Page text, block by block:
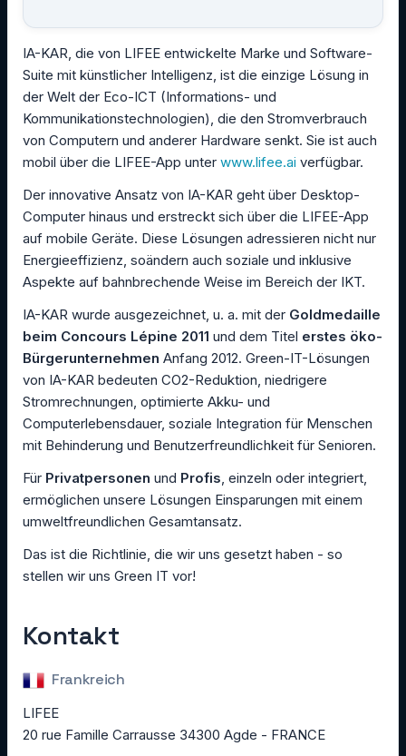
IA-KAR, die von LIFEE entwickelte Marke und Software-
Suite mit künstlicher Intelligenz, ist die einzige Lösung in
der Welt der Eco-ICT (Informations- und
Kommunikationstechnologien), die den Stromverbrauch
von Computern und anderer Hardware senkt. Sie ist auch
mobil über die LIFEE-App unter www.lifee.ai verfügbar.
Der innovative Ansatz von IA-KAR geht über Desktop-
Computer hinaus und erstreckt sich über die LIFEE-App
auf mobile Geräte. Diese Lösungen adressieren nicht nur
Energieeffizienz, soändern auch soziale und inklusive
Aspekte auf bahnbrechende Weise im Bereich der IKT.
IA-KAR wurde ausgezeichnet, u. a. mit der Goldmedaille
beim Concours Lépine 2011 und dem Titel erstes öko-
Bürgerunternehmen Anfang 2012. Green-IT-Lösungen
von IA-KAR bedeuten CO2-Reduktion, niedrigere
Stromrechnungen, optimierte Akku- und
Computerlebensdauer, soziale Integration für Menschen
mit Behinderung und Benutzerfreundlichkeit für Senioren.
Für Privatpersonen und Profis, einzeln oder integriert,
ermöglichen unsere Lösungen Einsparungen mit einem
umweltfreundlichen Gesamtansatz.
Das ist die Richtlinie, die wir uns gesetzt haben - so
stellen wir uns Green IT vor!
Kontakt
Frankreich
LIFEE
20 rue Famille Carrausse 34300 Agde - FRANCE